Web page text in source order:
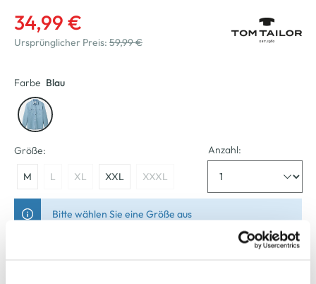
34,99 €
Ursprünglicher Preis: 59,99 €
Farbe Blau
Größe:
M L XL XXL XXXL
Anzahl:
Bitte wählen Sie eine Größe aus